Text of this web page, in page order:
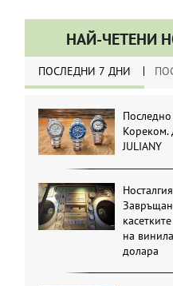
НАЙ-ЧЕТЕНИ
ПОСЛЕДНИ 7 ДНИ
Кореком.
JULIANY
на
долара